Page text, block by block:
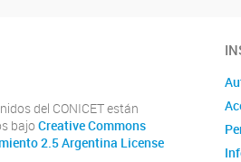
del CONICET están
bajo Creative Commons
2.5 Argentina License